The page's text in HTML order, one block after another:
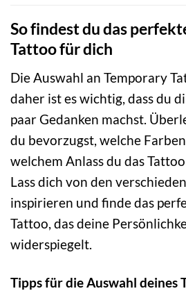
So findest du das
Tattoo für dich
Die Auswahl an Temporary
daher ist es wichtig, dass du
paar Gedanken machst.
du bevorzugst, welche
welchem Anlass du das
Lass dich von den
inspirieren und finde das
Tattoo, das deine
widerspiegelt.
Tipps für die Auswahl deines